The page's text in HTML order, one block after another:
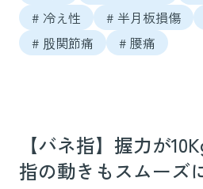
# 冷え性
# 半月板損傷
# 股関節痛
# 腰痛
【バネ指】握力が
指の動きもスムーズ